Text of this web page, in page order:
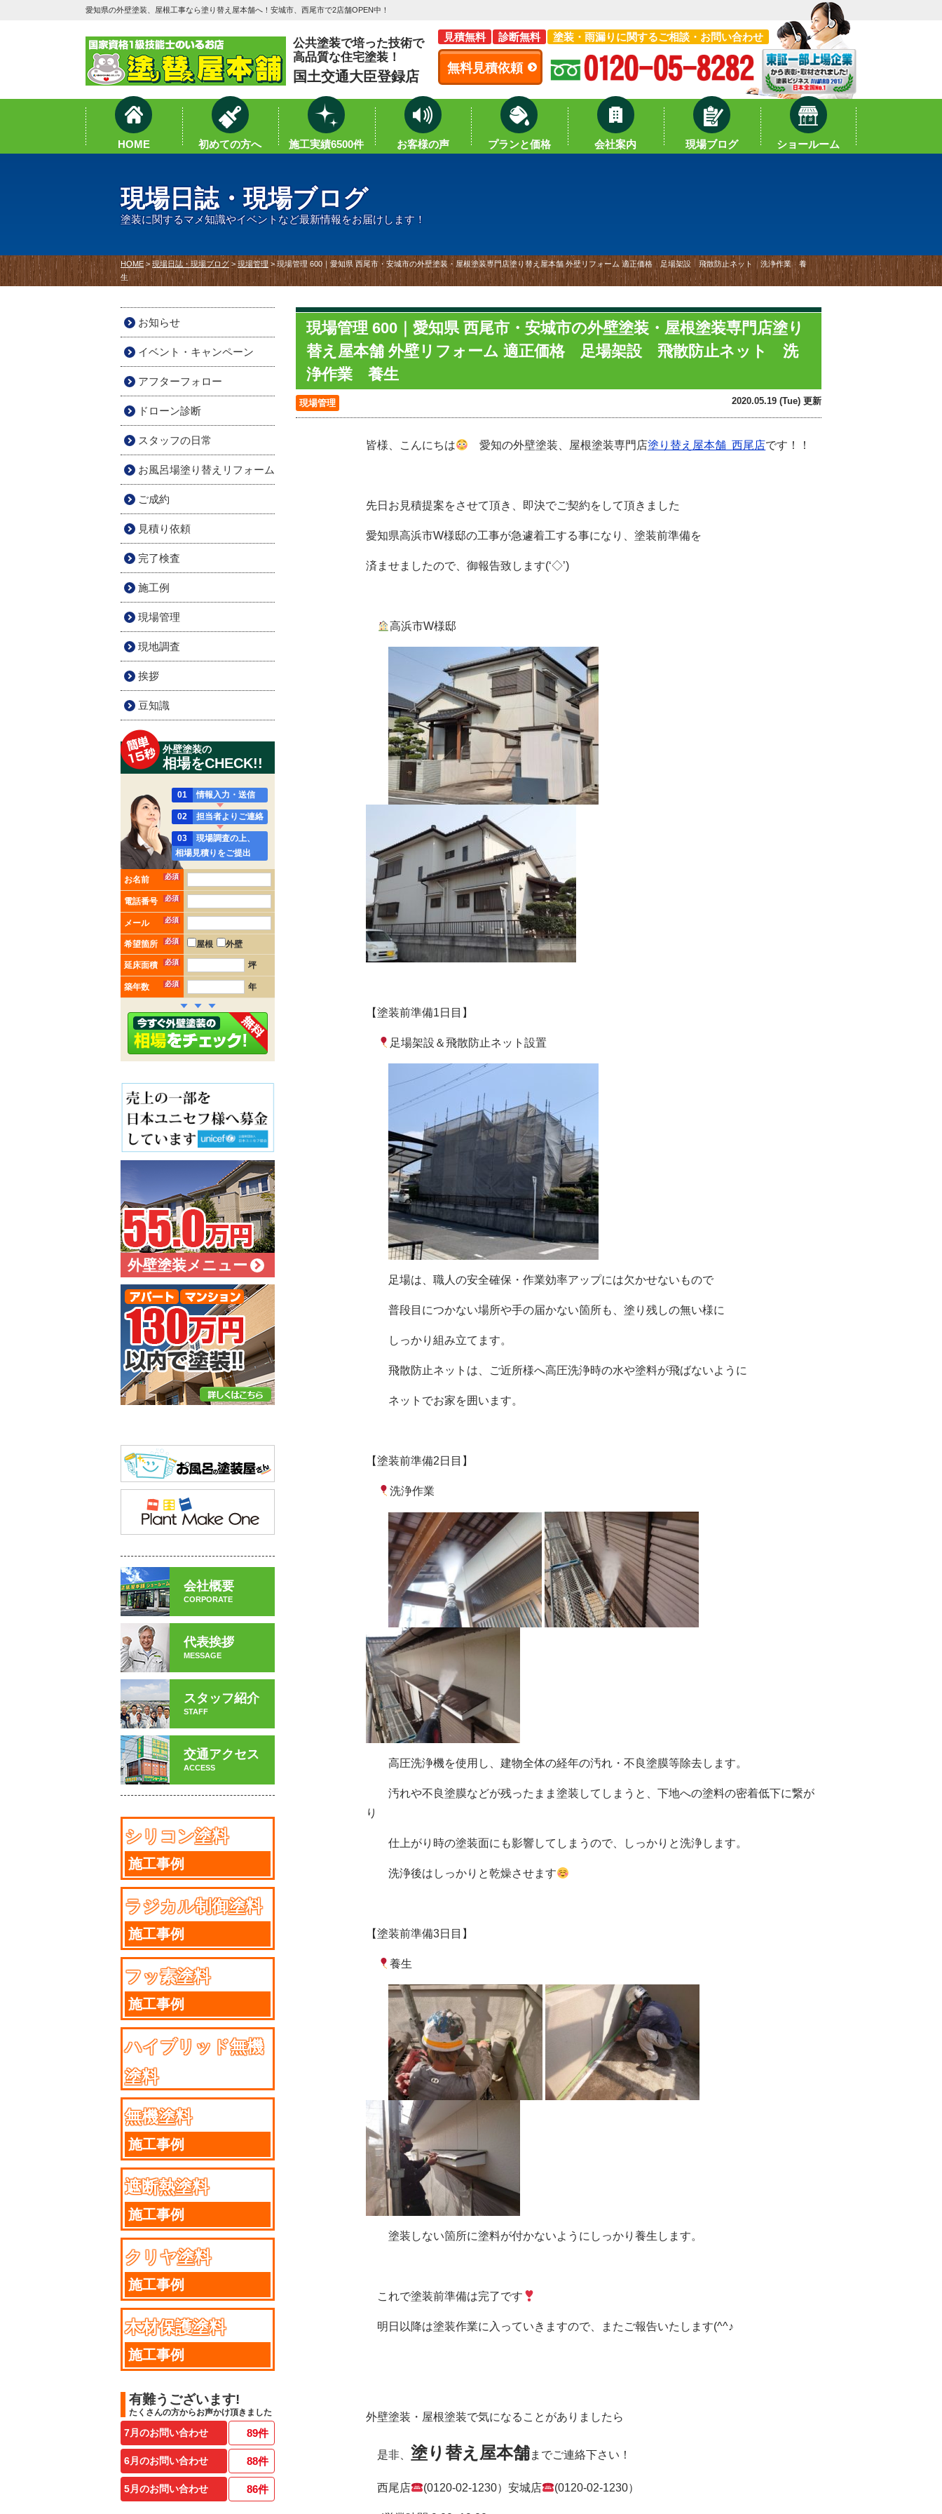
愛知県の外壁塗装、屋根工事なら塗り替え屋本舗へ！安城市、西尾市で2店舗OPEN中！
公共塗装で培った技術で
高品質な住宅塗装！
国土交通大臣登録店
見積無料 診断無料 塗装・雨漏りに関するご相談・お問い合わせ
無料見積依頼
HOME 初めての方へ 施工実績6500件 お客様の声 プランと価格 会社案内 現場ブログ ショールーム
現場日誌・現場ブログ
塗装に関するマメ知識やイベントなど最新情報をお届けします！
HOME> 現場日誌・現場ブログ > 現場管理 >現場管理 600｜愛知県 西尾市・安城市の外壁塗装・屋根塗装専門店塗り替え屋本舗 外壁リフォーム 適正価格 足場架設 飛散防止ネット 洗浄作業 養
生
現場管理 600｜愛知県 西尾市・安城市の外壁塗装・屋根塗装専門店塗り
替え屋本舗 外壁リフォーム 適正価格 足場架設 飛散防止ネット 洗
浄作業 養生
現場管理 2020.05.19 (Tue) 更新
皆様、こんにちは 愛知の外壁塗装、屋根塗装専門店塗り替え屋本舗西尾店です！！
先日お見積提案をさせて頂き、即決でご契約をして頂きました
愛知県高浜市W様邸の工事が急遽着工する事になり、塗装前準備を
済ませましたので、御報告致します(‘◇’)ゞ
高浜市W様邸
【塗装前準備1日目】
足場架設＆飛散防止ネット設置
足場は、職人の安全確保・作業効率アップには欠かせないもので
普段目につかない場所や手の届かない箇所も、塗り残しの無い様に
しっかり組み立てます。
飛散防止ネットは、ご近所様へ高圧洗浄時の水や塗料が飛ばないように
ネットでお家を囲います。
【塗装前準備2日目】
洗浄作業
高圧洗浄機を使用し、建物全体の経年の汚れ・不良塗膜等除去します。
汚れや不良塗膜などが残ったまま塗装してしまうと、下地への塗料の密着低下に繋が
り
仕上がり時の塗装面にも影響してしまうので、しっかりと洗浄します。
洗浄後はしっかりと乾燥させます
【塗装前準備3日目】
養生
塗装しない箇所に塗料が付かないようにしっかり養生します。
これで塗装前準備は完了です
明日以降は塗装作業に入っていきますので、またご報告いたします(^^♪
外壁塗装・屋根塗装で気になることがありましたら
是非、 塗り替え屋本舗までご連絡下さい！
西尾店 (0120-02-1230）安城店 (0120-02-1230）
お知らせ
イベント・キャンペーン
アフターフォロー
ドローン診断
スタッフの日常
お風呂場塗り替えリフォーム
ご成約
見積り依頼
完了検査
施工例
現場管理
現地調査
挨拶
豆知識
外壁塗装の
相場をCHECK!!
01 情報入力・送信
02 担当者よりご連絡
03
現場調査の上、
相場見積りをご提出
お名前 必須
電話番号 必須
メール 必須
希望箇所 必須 屋根 外壁
延床面積 必須 坪
築年数 必須 年
外壁塗装メニュー
会社概要
CORPORATE
代表挨拶
MESSAGE
スタッフ紹介
STAFF
交通アクセス
ACCESS
シリコン塗料
施工事例
ラジカル制御塗料
施工事例
フッ素塗料
施工事例
ハイブリッド無機
塗料
施工事例
無機塗料
施工事例
遮断熱塗料
施工事例
クリヤ塗料
施工事例
木材保護塗料
施工事例
有難うございます!
たくさんの方からお声かけ頂きました
7月のお問い合わせ 89件
6月のお問い合わせ 88件
5月のお問い合わせ 86件